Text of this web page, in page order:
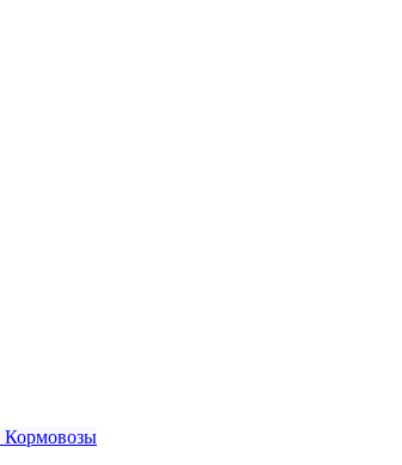
Кормовозы